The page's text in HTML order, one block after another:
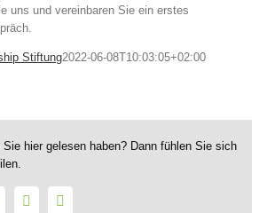
uns und vereinbaren Sie ein erstes
Stiftung2022-06-08T10:03:05+02:00
Sie hier gelesen haben? Dann fühlen Sie sich
LinkedInWhatsApp